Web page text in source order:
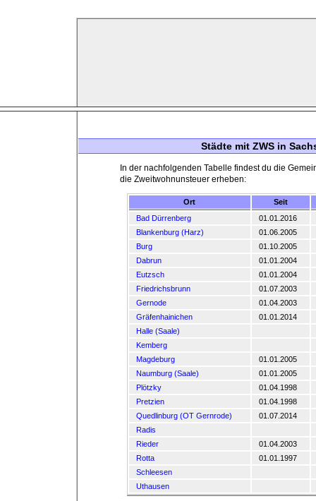
Städte mit ZWS in
In der nachfolgenden Tabelle findest du die
die Zweitwohnunsteuer erheben:
Ort
Seit
Bad Dürrenberg
01.01.2016
Blankenburg (Harz)
01.06.2005
Burg
01.10.2005
Dabrun
01.01.2004
Eutzsch
01.01.2004
Friedrichsbrunn
01.07.2003
Gernode
01.04.2003
Gräfenhainichen
01.01.2014
Halle (Saale)
Kemberg
Magdeburg
01.01.2005
Naumburg (Saale)
01.01.2005
Plötzky
01.04.1998
Pretzien
01.04.1998
Quedlinburg (OT Gernrode)
01.07.2014
Radis
Rieder
01.04.2003
Rotta
01.01.1997
Schleesen
Uthausen